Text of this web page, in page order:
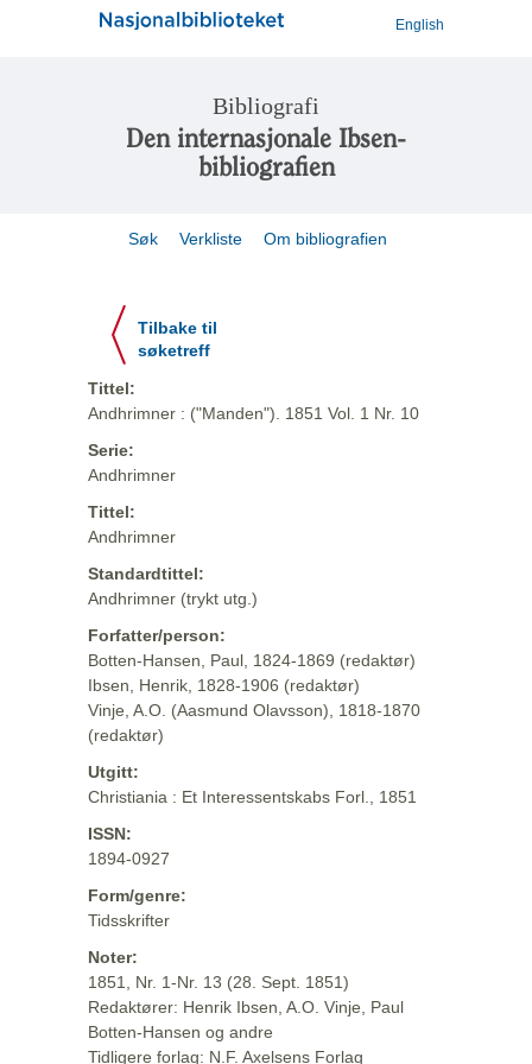
English
Bibliografi
Den internasjonale Ibsen-
bibliografien
Søk Verkliste Om bibliografien
Tilbake til
søketreff
Tittel:
Andhrimner : ("Manden"). 1851 Vol. 1 Nr. 10
Serie:
Andhrimner
Tittel:
Andhrimner
Standardtittel:
Andhrimner (trykt utg.)
Forfatter/person:
Botten-Hansen, Paul, 1824-1869 (redaktør)
Ibsen, Henrik, 1828-1906 (redaktør)
Vinje, A.O. (Aasmund Olavsson), 1818-1870
(redaktør)
Utgitt:
Christiania : Et Interessentskabs Forl., 1851
ISSN:
1894-0927
Form/genre:
Tidsskrifter
Noter:
1851, Nr. 1-Nr. 13 (28. Sept. 1851)
Redaktører: Henrik Ibsen, A.O. Vinje, Paul
Botten-Hansen og andre
Tidligere forlag: N.F. Axelsens Forlag